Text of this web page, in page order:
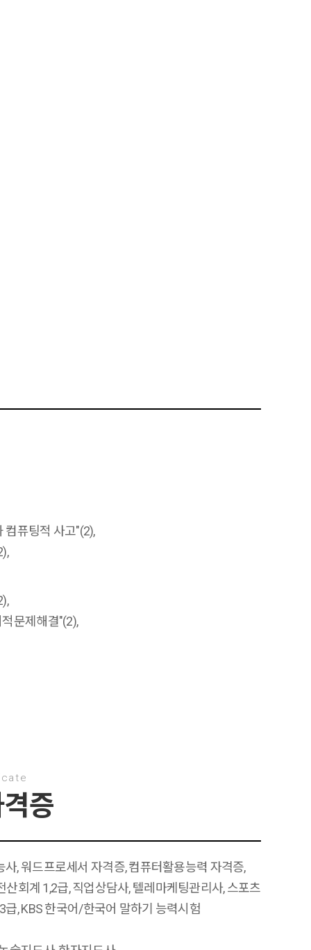
컴퓨팅적 사고"(2),
문제해결"(2),
증
, 워드프로세서 자격증, 컴퓨터활용능력 자격증,
산회계 1,2급, 직업상담사, 텔레마케팅관리사, 스포츠
급, KBS 한국어/한국어 말하기 능력시험